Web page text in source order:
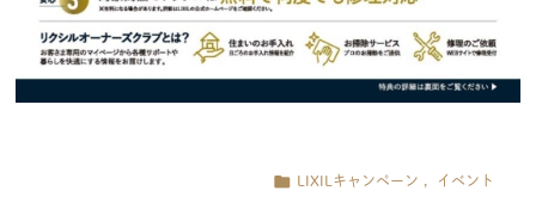
 LIXILキャンペーン イベント